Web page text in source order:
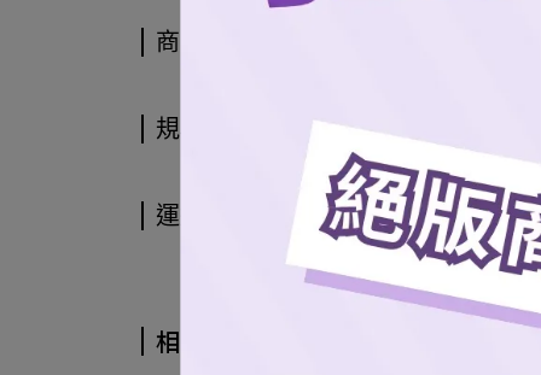
商品介紹
規格說明
運送方式
相關商品